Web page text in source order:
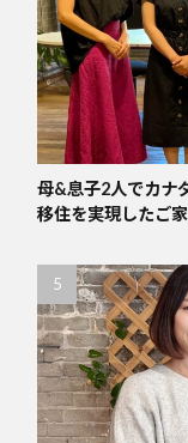
母&息子2人でカナ
移住を実現したご